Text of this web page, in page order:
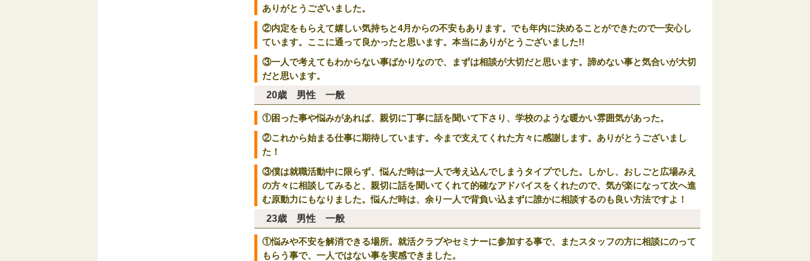
ありがとうございました。
②内定をもらえて嬉しい気持ちと4月からの不安もあります。でも年内に決めることができたので一安心し
ています。ここに通って良かったと思います。本当にありがとうございました!!
③一人で考えてもわからない事ばかりなので、まずは相談が大切だと思います。諦めない事と気合いが大切
だと思います。
20歳 男性 一般
①困った事や悩みがあれば、親切に丁寧に話を聞いて下さり、学校のような暖かい雰囲気があった。
②これから始まる仕事に期待しています。今まで支えてくれた方々に感謝します。ありがとうございまし
た！
③僕は就職活動中に限らず、悩んだ時は一人で考え込んでしまうタイプでした。しかし、おしごと広場みえ
の方々に相談してみると、親切に話を聞いてくれて的確なアドバイスをくれたので、気が楽になって次へ進
む原動力にもなりました。悩んだ時は、余り一人で背負い込まずに誰かに相談するのも良い方法ですよ！
23歳 男性 一般
①悩みや不安を解消できる場所。就活クラブやセミナーに参加する事で、またスタッフの方に相談にのって
もらう事で、一人ではない事を実感できました。